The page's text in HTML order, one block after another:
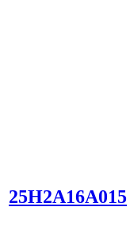
25H2A16A015